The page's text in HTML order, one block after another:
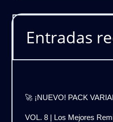
Entradas
🚀 ¡NUEVO! PACK
VOL. 8 | Los Mejores